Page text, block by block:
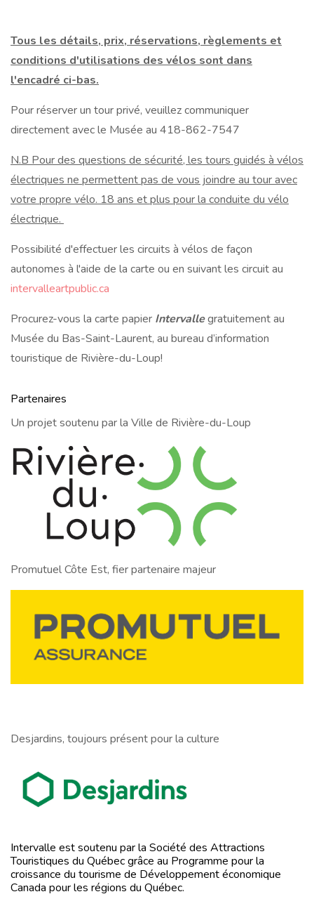
Tous les détails, prix, réservations, règlements et
conditions d'utilisations des vélos sont dans
l'encadré ci-bas.
Pour réserver un tour privé, veuillez communiquer
directement avec le Musée au 418-862-7547
N.B Pour des questions de sécurité, les tours guidés à vélos
électriques ne permettent pas de vous joindre au tour avec
votre propre vélo. 18 ans et plus pour la conduite du vélo
électrique.
Possibilité d'effectuer les circuits à vélos de façon
autonomes à l'aide de la carte ou en suivant les circuit au
intervalleartpublic.ca
Procurez-vous la carte papier Intervallegratuitement au
Musée du Bas-Saint-Laurent, au bureau d’information
touristique de Rivière-du-Loup!
Partenaires
Un projet soutenu par la Ville de Rivière-du-Loup
Promutuel Côte Est, fier partenaire majeur
Desjardins, toujours présent pour la culture
Intervalle est soutenu par la Société des Attractions
Touristiques du Québec grâce au Programme pour la
croissance du tourisme de Développement économique
Canada pour les régions du Québec.